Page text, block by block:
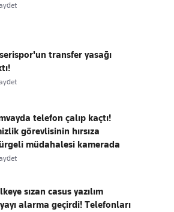
transfer yasağı
telefon çalıp kaçtı!
görevlisinin hırsıza
müdahalesi kamerada
sızan casus yazılım
alarma geçirdi! Telefonları